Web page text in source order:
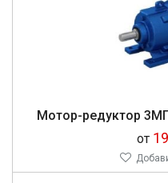
Мо­тор-ре­дук­тор
от